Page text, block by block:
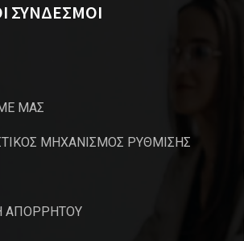
ΣΥΝΔΕΣΜΟΙ
ΜΑΣ
ΜΗΧΑΝΙΣΜΟΣ ΡΥΘΜΙΣΗΣ
ΑΠΟΡΡΗΤΟΥ